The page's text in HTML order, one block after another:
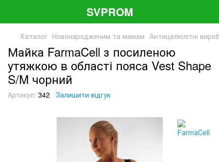
SVPROM
Каталог Новонародженим та мамам Антицелюлітні
Майка FarmaCell з посиленою
утяжкою в області пояса Vest Shape
S/M чорний
Артикул: 342 Залишити відгук